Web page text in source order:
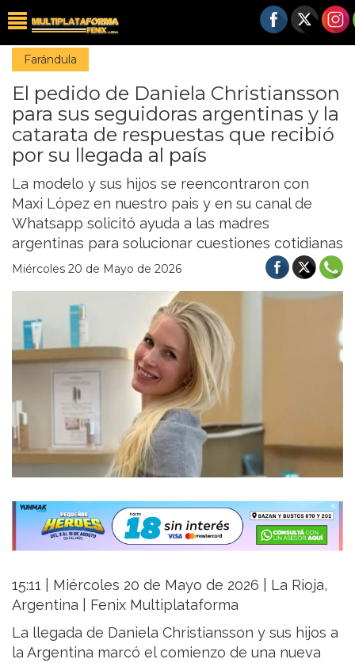
Farándula
El pedido de Daniela Christiansson
para sus seguidoras argentinas y la
catarata de respuestas que recibió
por su llegada al país
La modelo y sus hijos se reencontraron con
Maxi López en nuestro pais y en su canal de
Whatsapp solicitó ayuda a las madres
argentinas para solucionar cuestiones cotidianas
Miércoles 20 de Mayo de 2026
15:11 | Miércoles 20 de Mayo de 2026 | La Rioja,
Argentina | Fenix Multiplataforma
La llegada de Daniela Christiansson y sus hijos a
la Argentina marcó el comienzo de una nueva